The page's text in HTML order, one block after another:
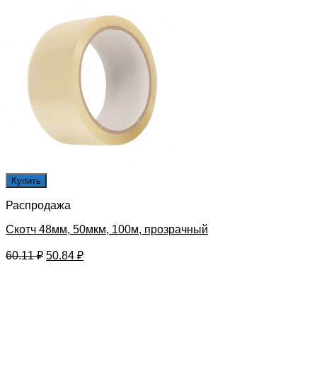
Купить
Распродажа
Скотч 48мм, 50мкм, 100м, прозрачный
60.11₽ Первоначальная
50.84 ₽Текущая